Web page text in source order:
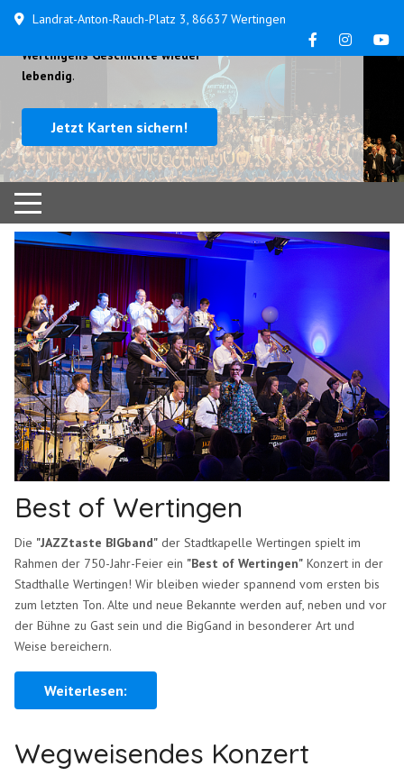
Landrat-Anton-Rauch-Platz 3, 86637 Wertingen
Wertingens Geschichte wieder
lebendig.
Jetzt Karten sichern!
Best of Wertingen
Die "JAZZtaste BIGband" der Stadtkapelle Wertingen spielt im
Rahmen der 750-Jahr-Feier ein "Best of Wertingen" Konzert in der
Stadthalle Wertingen! Wir bleiben wieder spannend vom ersten bis
zum letzten Ton. Alte und neue Bekannte werden auf, neben und vor
der Bühne zu Gast sein und die BigGand in besonderer Art und
Weise bereichern.
Weiterlesen:
Wegweisendes Konzert